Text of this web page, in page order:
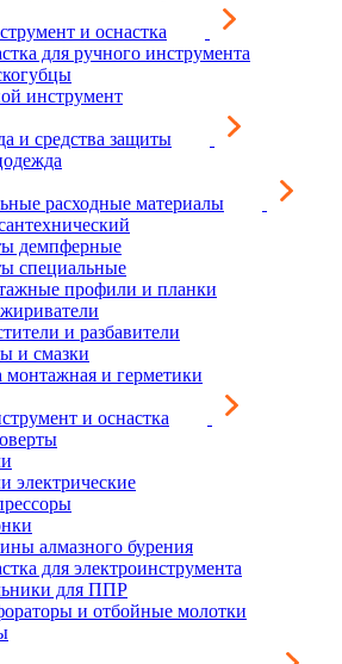
и оснастка
для ручного инструмента
инструмент
и средства защиты
расходные материалы
демпферные
специальные
профили и планки
и разбавители
и смазки
монтажная и герметики
и оснастка
электрические
алмазного бурения
для электроинструмента
для ППР
и отбойные молотки